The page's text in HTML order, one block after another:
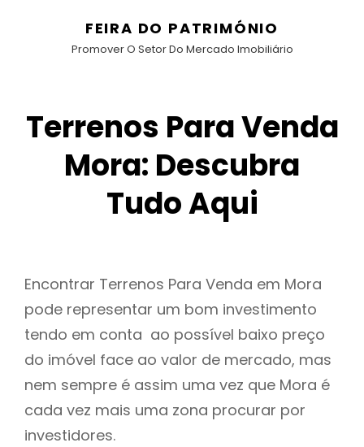
FEIRA DO PATRIMÓNIO
Promover O Setor Do Mercado Imobiliário
Terrenos Para Venda
Mora: Descubra
Tudo Aqui
Encontrar Terrenos Para Venda em Mora
pode representar um bom investimento
tendo em conta ao possível baixo preço
do imóvel face ao valor de mercado, mas
nem sempre é assim uma vez que Mora é
cada vez mais uma zona procurar por
investidores.